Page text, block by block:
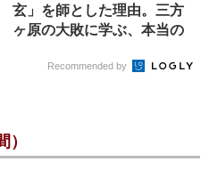
玄」を師とした理由。三方
ヶ原の大敗に学ぶ、本当の
Recommended by